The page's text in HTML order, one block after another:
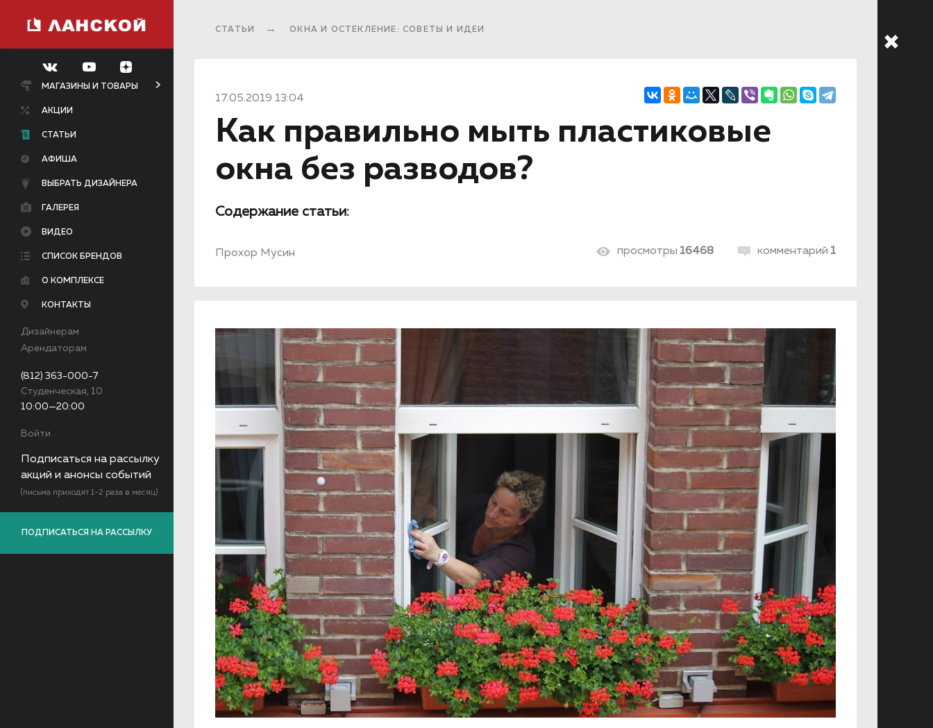
МАГАЗИНЫ И ТОВАРЫ
АКЦИИ
СТАТЬИ
АФИША
ВЫБРАТЬ ДИЗАЙНЕРА
ГАЛЕРЕЯ
ВИДЕО
СПИСОК БРЕНДОВ
О КОМПЛЕКСЕ
КОНТАКТЫ
Дизайнерам
Арендаторам
(812) 363-000-7
Студенческая, 10
10:00—20:00
Войти
Подписаться на рассылку
акций и анонсы событий
(письма приходят 1-2 раза в месяц)
ПОДПИСАТЬСЯ НА РАССЫЛКУ
СТАТЬИ ОКНА И ОСТЕКЛЕНИЕ: СОВЕТЫ И ИДЕИ
17.05.2019 13:04
Как правильно мыть пластиковые
окна без разводов?
Содержание статьи:
Прохор Мусин просмотры 16468 комментарий 1